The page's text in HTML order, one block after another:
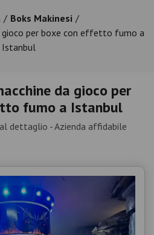
Boks Makinesi
gioco per boxe con effetto fumo a
Istanbul
da gioco per
fumo a Istanbul
dettaglio - Azienda affidabile